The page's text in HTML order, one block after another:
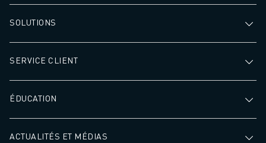
SOLUTIONS
SERVICE CLIENT
ÉDUCATION
ACTUALITÉS ET MÉDIAS